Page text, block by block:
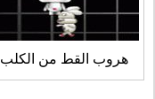
هروب القط من الكلب